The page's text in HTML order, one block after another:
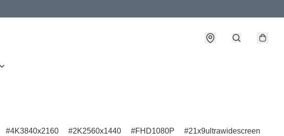
4K3840x2160 2K2560x1440 FHD1080P 21x9ultrawidescreen